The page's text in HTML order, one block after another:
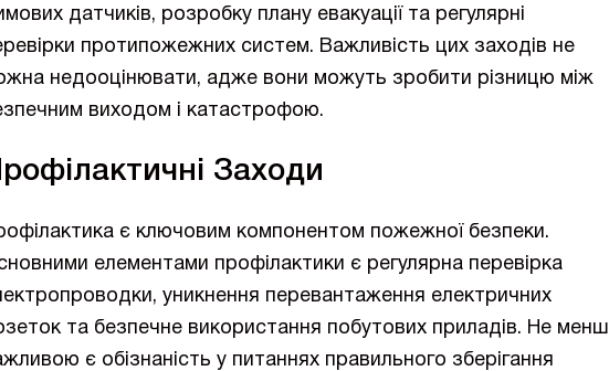
датчиків, розробку плану евакуації та регулярні
протипожежних систем. Важливість цих заходів не
недооцінювати, адже вони можуть зробити різницю між
виходом і катастрофою.
Заходи
є ключовим компонентом пожежної безпеки.
елементами профілактики є регулярна перевірка
уникнення перевантаження електричних
та безпечне використання побутових приладів. Не менш
є обізнаність у питаннях правильного зберігання